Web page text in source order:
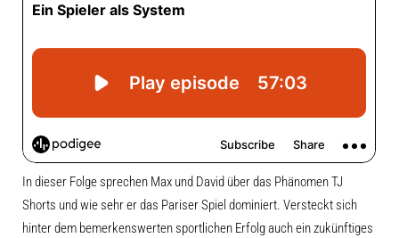
In dieser Folge sprechen Max und David über das Phänomen TJ
Shorts und wie sehr er das Pariser Spiel dominiert. Versteckt sich
hinter dem bemerkenswerten sportlichen Erfolg auch ein zukünftiges